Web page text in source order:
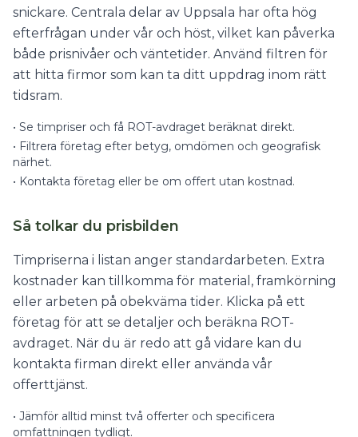
snickare. Centrala delar av Uppsala har ofta hög
efterfrågan under vår och höst, vilket kan påverka
både prisnivåer och väntetider. Använd filtren för
att hitta firmor som kan ta ditt uppdrag inom rätt
tidsram.
• Se timpriser och få ROT-avdraget beräknat direkt.
• Filtrera företag efter betyg, omdömen och geografisk
närhet.
• Kontakta företag eller be om offert utan kostnad.
Så tolkar du prisbilden
Timpriserna i listan anger standardarbeten. Extra
kostnader kan tillkomma för material, framkörning
eller arbeten på obekväma tider. Klicka på ett
företag för att se detaljer och beräkna ROT-
avdraget. När du är redo att gå vidare kan du
kontakta firman direkt eller använda vår
offerttjänst.
• Jämför alltid minst två offerter och specificera
omfattningen tydligt.